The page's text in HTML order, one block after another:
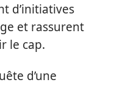
d’initiatives
et rassurent
le cap.
d’une